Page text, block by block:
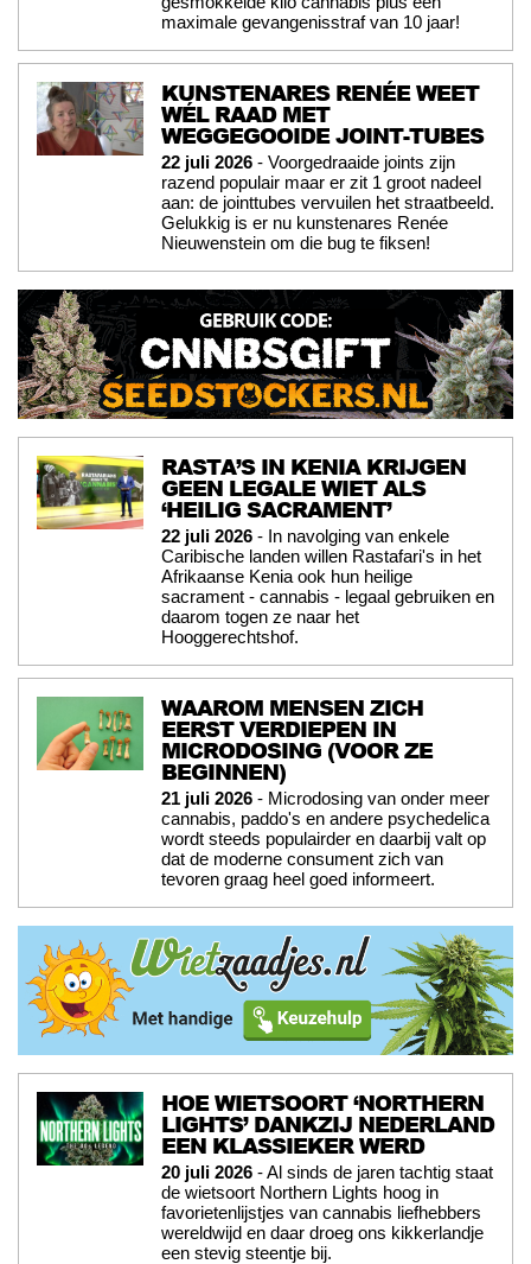
maximale gevangenisstraf van 10 jaar!
KUNSTENARES RENÉE WEET
WÉL RAAD MET
WEGGEGOOIDE JOINT-TUBES
22 juli 2026 - Voorgedraaide joints zijn
razend populair maar er zit 1 groot nadeel
aan: de jointtubes vervuilen het straatbeeld.
Gelukkig is er nu kunstenares Renée
Nieuwenstein om die bug te fiksen!
RASTA’S IN KENIA KRIJGEN
GEEN LEGALE WIET ALS
‘HEILIG SACRAMENT’
22 juli 2026 - In navolging van enkele
Caribische landen willen Rastafari's in het
Afrikaanse Kenia ook hun heilige
sacrament - cannabis - legaal gebruiken en
daarom togen ze naar het
Hooggerechtshof.
WAAROM MENSEN ZICH
EERST VERDIEPEN IN
MICRODOSING (VOOR ZE
BEGINNEN)
21 juli 2026 - Microdosing van onder meer
cannabis, paddo's en andere psychedelica
wordt steeds populairder en daarbij valt op
dat de moderne consument zich van
tevoren graag heel goed informeert.
HOE WIETSOORT ‘NORTHERN
LIGHTS’ DANKZIJ NEDERLAND
EEN KLASSIEKER WERD
20 juli 2026 - Al sinds de jaren tachtig staat
de wietsoort Northern Lights hoog in
favorietenlijstjes van cannabis liefhebbers
wereldwijd en daar droeg ons kikkerlandje
een stevig steentje bij.